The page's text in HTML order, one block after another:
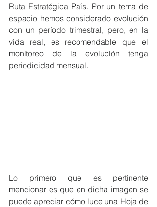
Ruta Estratégica País. Por un tema de
espacio hemos considerado evolución
con un período trimestral, pero, en la
vida real, es recomendable que el
monitoreo de la evolución tenga
periodicidad mensual.
Lo primero que es pertinente
mencionar es que en dicha imagen se
puede apreciar cómo luce una Hoja de